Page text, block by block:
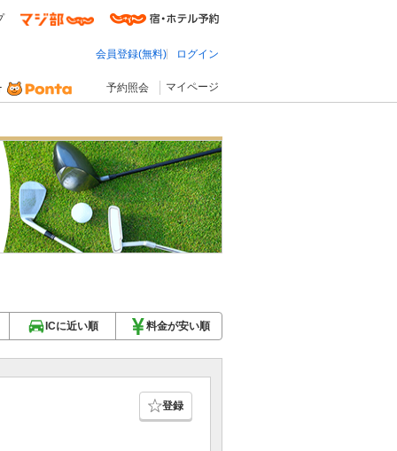
会員登録(無料) ログイン
予約照会 マイページ
ICに近い順 料金が安い順
登録